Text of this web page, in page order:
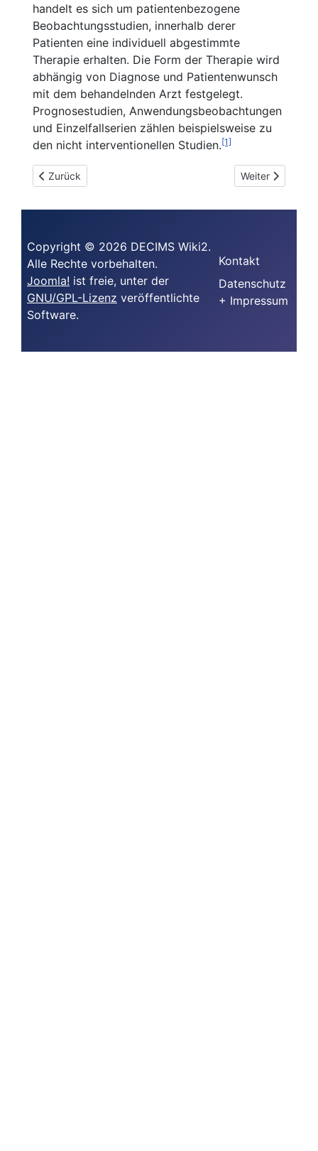
handelt es sich um patientenbezogene
Beobachtungsstudien, innerhalb derer
Patienten eine individuell abgestimmte
Therapie erhalten. Die Form der Therapie wird
abhängig von Diagnose und Patientenwunsch
mit dem behandelnden Arzt festgelegt.
Prognosestudien, Anwendungsbeobachtungen
und Einzelfallserien zählen beispielsweise zu
den nicht interventionellen Studien.[1]
Vorheriger Beitrag: Was ist „Evidenz-basierte Medizin
Zurück Nächster
Weiter
Copyright © 2026 DECIMS Wiki2.
Alle Rechte vorbehalten.
Joomla! ist freie, unter der
GNU/GPL-Lizenz veröffentlichte
Software.
Kontakt
Datenschutz
+ Impressum